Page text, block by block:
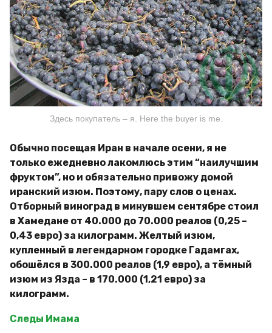
Здесь покупатель – я. Here the buyer is me.
Обычно посещая Иран в начале осени, я не
только ежедневно лакомлюсь этим “наилучшим
фруктом”, но и обязательно привожу домой
иранский изюм. Поэтому, пару слов о ценах.
Отборный виноград в минувшем сентябре стоил
в Хамедане от 40.000 до 70.000 реалов (0,25 –
0,43 евро) за килограмм. Желтый изюм,
купленный в легендарном городке Гадамгах,
обошёлся в 300.000 реалов (1,9 евро), а тёмный
изюм из Язда – в 170.000 (1,21 евро) за
килограмм.
Следы Имама